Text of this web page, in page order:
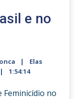
e no
Elas
1:54:14
no